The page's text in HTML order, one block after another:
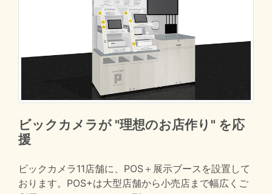
ビックカメラが "理想のお店作り" を応
援
ビックカメラ11店舗に、POS＋展示ブースを設置して
おります。POS+は大型店舗から小売店まで幅広くご